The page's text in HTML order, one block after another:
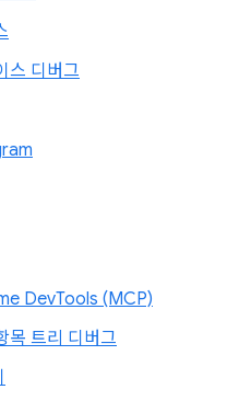
스 디버그
DevTools (MCP)
목 트리 디버그